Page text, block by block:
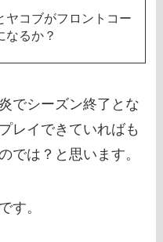
ヤコブがフロントコー
なるか？
でシーズン終了とな
レイできていればも
では？と思います。
す。